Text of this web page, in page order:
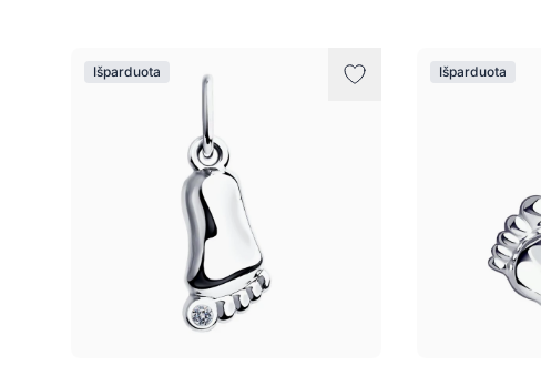
Išparduota Išparduota